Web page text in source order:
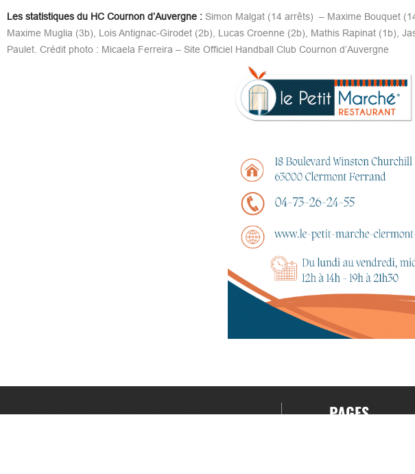
Les statistiques du HC Cournon d’Auvergne :Simon Malgat (14 arrêts) – Maxime Bouquet
Maxime Muglia (3b), Lois Antignac-Girodet (2b), Lucas Croenne (2b), Mathis Rapinat (1b),
Paulet. Crédit photo : Micaela Ferreira – Site Officiel Handball Club Cournon d’Auvergne
PAGES